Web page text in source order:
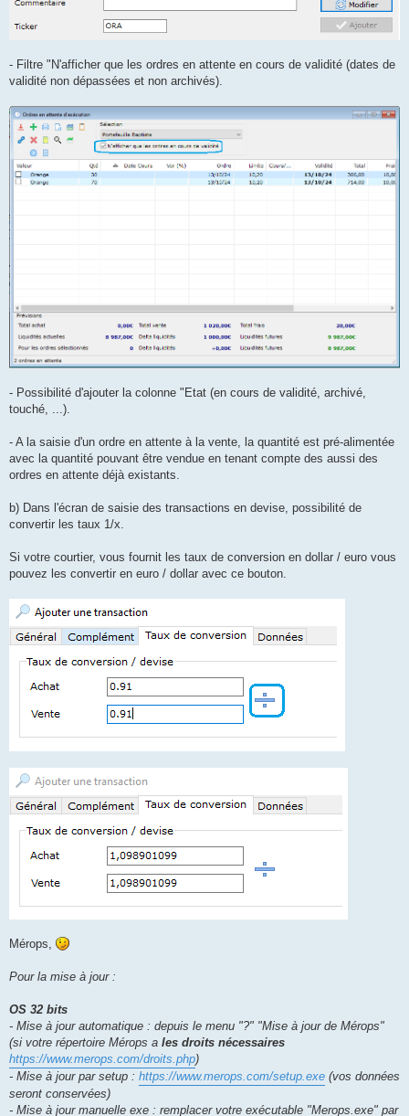
- Filtre "N'afficher que les ordres en attente en cours de validité (dates de
validité non dépassées et non archivés).
- Possibilité d'ajouter la colonne "Etat (en cours de validité, archivé,
touché, ...).
- A la saisie d'un ordre en attente à la vente, la quantité est pré-alimentée
avec la quantité pouvant être vendue en tenant compte des aussi des
ordres en attente déjà existants.
b) Dans l'écran de saisie des transactions en devise, possibilité de
convertir les taux 1/x.
Si votre courtier, vous fournit les taux de conversion en dollar / euro vous
pouvez les convertir en euro / dollar avec ce bouton.
Mérops,
Pour la mise à jour :
OS 32 bits
- Mise à jour automatique : depuis le menu "?" "Mise à jour de Mérops"
(si votre répertoire Mérops a les droits nécessaires
https://www.merops.com/droits.php)
- Mise à jour par setup : https://www.merops.com/setup.exe (vos données
seront conservées)
- Mise à jour manuelle exe : remplacer votre exécutable "Merops.exe" par